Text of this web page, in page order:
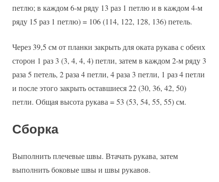
петлю; в каждом 6-м ряду 13 раз 1 петлю и в каждом 4-м
ряду 15 раз 1 петлю) = 106 (114, 122, 128, 136) петель.
Через 39,5 см от планки закрыть для оката рукава с обеих
сторон 1 раз 3 (3, 4, 4, 4) петли, затем в каждом 2-м ряду 3
раза 5 петель, 2 раза 4 петли, 4 раза 3 петли, 1 раз 4 петли
и после этого закрыть оставшиеся 22 (30, 36, 42, 50)
петли. Общая высота рукава = 53 (53, 54, 55, 55) см.
Сборка
Выполнить плечевые швы. Втачать рукава, затем
выполнить боковые швы и швы рукавов.